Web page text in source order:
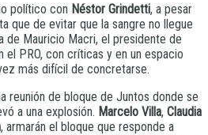
político con Néstor Grindetti, a pesar
que de evitar que la sangre no llegue
de Mauricio Macri, el presidente de
el PRO, con críticas y en un espacio
más difícil de concretarse.
reunión de bloque de Juntos donde se
a una explosión. Marcelo Villa, Claudia
, armarán el bloque que responde a